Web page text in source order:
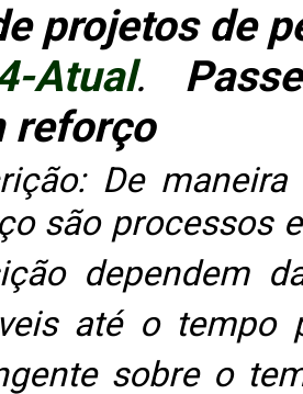
projetos de
Atual.
reforço
De
são processos
dependem
até o tempo
sobre o